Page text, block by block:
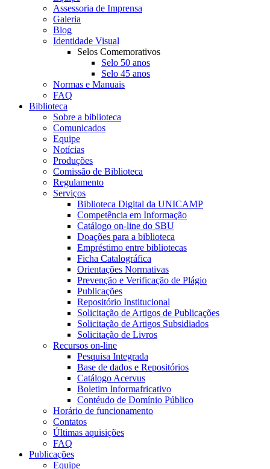
Assessoria de Imprensa
Galeria
Blog
Identidade Visual
Selos Comemorativos
Selo 50 anos
Selo 45 anos
Normas e Manuais
FAQ
Biblioteca
Sobre a biblioteca
Comunicados
Equipe
Notícias
Produções
Comissão de Biblioteca
Regulamento
Serviços
Biblioteca Digital da UNICAMP
Competência em Informação
Catálogo on-line do SBU
Doações para a biblioteca
Empréstimo entre bibliotecas
Ficha Catalográfica
Orientações Normativas
Prevenção e Verificação de Plágio
Publicações
Repositório Institucional
Solicitação de Artigos de Publicações
Solicitação de Artigos Subsidiados
Solicitação de Livros
Recursos on-line
Pesquisa Integrada
Base de dados e Repositórios
Catálogo Acervus
Boletim Informafricativo
Contéudo de Domínio Público
Horário de funcionamento
Contatos
Últimas aquisições
FAQ
Publicações
Equipe